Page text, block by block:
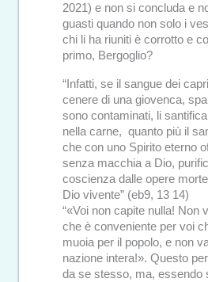
2021) e non si concluda e
guasti quando non solo i
chi li ha riuniti è corrotto e
primo, Bergoglio?
“Infatti, se il sangue dei
cenere di una giovenca,
sono contaminati, li
nella carne, quanto più il
che con uno Spirito eterno
senza macchia a Dio,
coscienza dalle opere
Dio vivente” (eb9, 13 14)
“«Voi non capite nulla! Non
che è conveniente per voi
muoia per il popolo, e non
nazione intera!». Questo
da se stesso, ma, essendo